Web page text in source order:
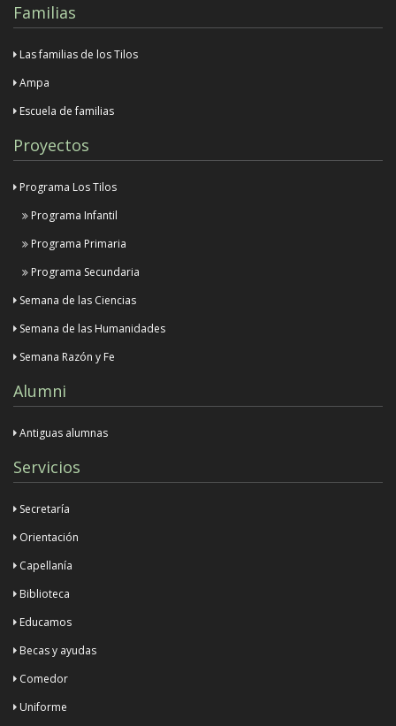
Familias
Las familias de los Tilos
Ampa
Escuela de familias
Proyectos
Programa Los Tilos
Programa Infantil
Programa Primaria
Programa Secundaria
Semana de las Ciencias
Semana de las Humanidades
Semana Razón y Fe
Alumni
Antiguas alumnas
Servicios
Secretaría
Orientación
Capellanía
Biblioteca
Educamos
Becas y ayudas
Comedor
Uniforme